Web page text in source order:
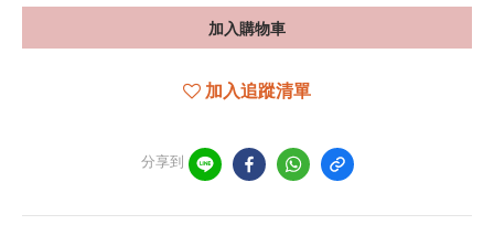
加入購物車
加入追蹤清單
分享到